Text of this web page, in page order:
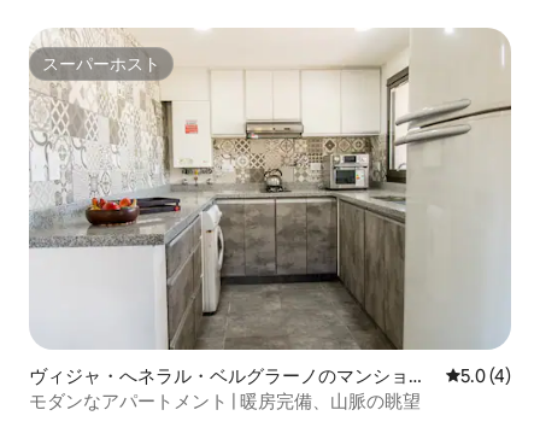
スーパーホスト
スーパーホスト
ヴィジャ・へネラル・ベルグラーノのマンショ
ン・アパート
レビュー4
5.0 (4)
モダンなアパートメント | 暖房完備、山脈の眺望